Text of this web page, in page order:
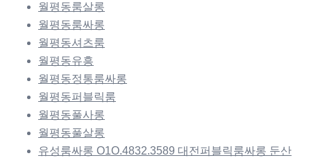
월평동룸살롱
월평동룸싸롱
월평동셔츠룸
월평동유흥
월평동정통룸싸롱
월평동퍼블릭룸
월평동풀사롱
월평동풀살롱
유성룸싸롱 O1O.4832.3589 대전퍼블릭룸싸롱 둔산